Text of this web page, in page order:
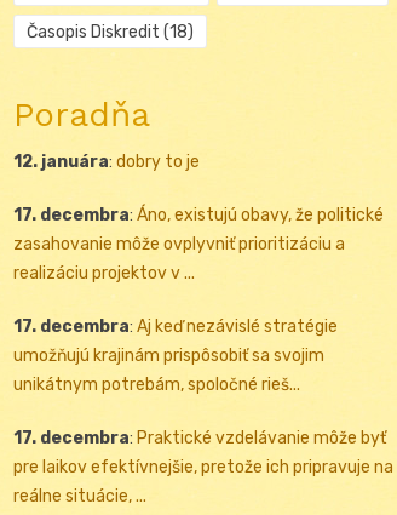
Časopis Diskredit (18)
Poradňa
12. januára: dobry to je
17. decembra: Áno, existujú obavy, že politické
zasahovanie môže ovplyvniť prioritizáciu a
realizáciu projektov v ...
17. decembra: Aj keď nezávislé stratégie
umožňujú krajinám prispôsobiť sa svojim
unikátnym potrebám, spoločné rieš...
17. decembra: Praktické vzdelávanie môže byť
pre laikov efektívnejšie, pretože ich pripravuje na
reálne situácie, ...